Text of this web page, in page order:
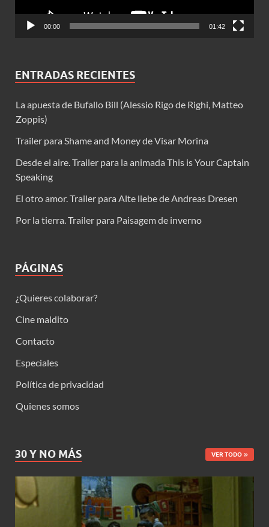
00:00 01:42
ENTRADAS RECIENTES
La apuesta de Bufallo Bill (Alessio Rigo de Righi, Matteo
Zoppis)
Trailer para Shame and Money de Visar Morina
Desde el aire. Trailer para la animada This is Your Captain
Speaking
El otro amor. Trailer para Alte liebe de Andreas Dresen
Por la tierra. Trailer para Paisagem de inverno
PÁGINAS
¿Quieres colaborar?
Cine maldito
Contacto
Especiales
Política de privacidad
Quienes somos
30 Y NO MÁS VER TODO